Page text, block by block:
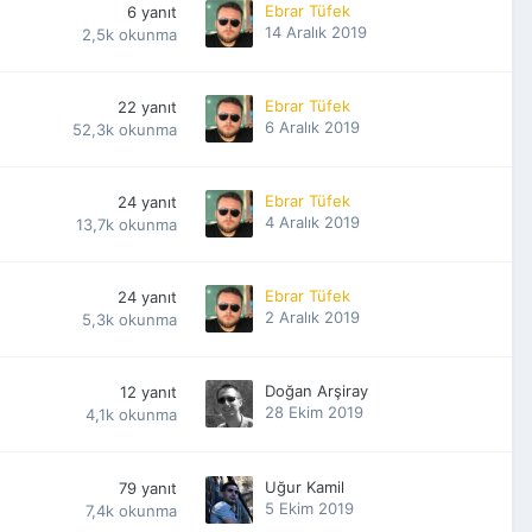
6 yanıt
2,5k okunma
Ebrar Tüfek
14 Aralık 2019
22 yanıt
52,3k okunma
Ebrar Tüfek
6 Aralık 2019
24 yanıt
13,7k okunma
Ebrar Tüfek
4 Aralık 2019
24 yanıt
5,3k okunma
Ebrar Tüfek
2 Aralık 2019
12 yanıt
4,1k okunma
Doğan Arşiray
28 Ekim 2019
79 yanıt
7,4k okunma
Uğur Kamil
5 Ekim 2019